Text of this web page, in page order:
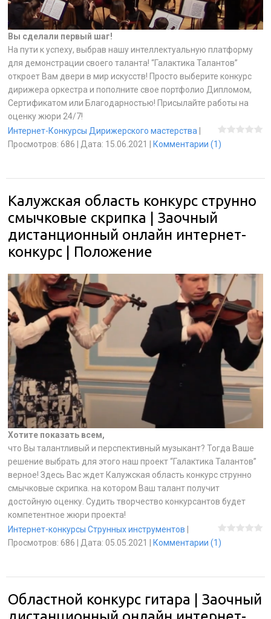
Вы сделали первый шаг!
На пути к успеху, выбрав нашу интеллектуальную платформу
для демонстрации своего таланта! “Галактика Талантов”
откроет Вам двери в мир искусств! Просто выберите конкурс
дирижера оркестра и пополните свое портфолио Дипломом,
Сертификатом или Благодарностью! Присылайте работы на
оценку жюри 24/7!
Интернет-Конкурсы Дирижерского мастерства |
Просмотров: 686 | Дата: 15.06.2021 | Комментарии (1)
Калужская область конкурс струнно
смычковые скрипка | Заочный
дистанционный онлайн интернет-
конкурс | Положение
Хотите показать всем,
что Вы талантливый и перспективный музыкант? Тогда Ваше
решение выбрать для этого наш проект “Галактика Талантов”
верное! Здесь Вас ждет Калужская область конкурс струнно
смычковые скрипка. на котором Ваш талант получит
достойную оценку. Судить творчество конкурсантов будет
компетентное жюри проекта!
Интернет-конкурсы Струнных инструментов
Просмотров: 686 Дата: 05.05.2021 Комментарии (1)
Областной конкурс гитара | Заочный